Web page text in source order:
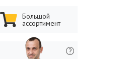
Большой
ассортимент